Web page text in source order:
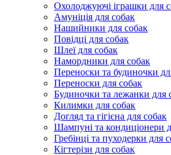
Охолоджуючі іграшки для
Амуніція для собак
Нашийники для собак
Повідці для собак
Шлеї для собак
Намордники для собак
Переноски та будиночки
Переноски для собак
Будиночки та лежанки для
Килимки для собак
Догляд та гігієна для собак
Шампуні та кондиціонери
Гребінці та пуходерки для
Кігтерізи для собак